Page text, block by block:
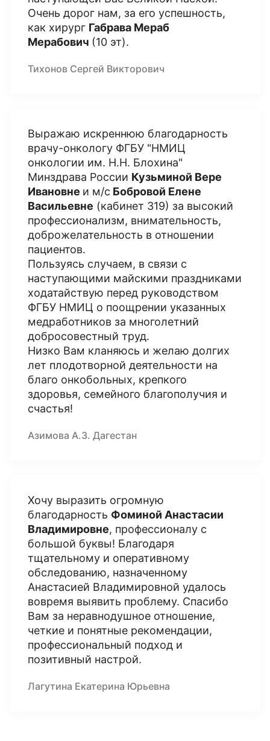
Очень дорог нам, за его успешность,
как хирург Габрава Мераб
Мерабович (10 эт).
Тихонов Сергей Викторович
Выражаю искреннюю благодарность
врачу-онкологу ФГБУ "НМИЦ
онкологии им. Н.Н. Блохина"
Минздрава России Кузьминой Вере
Ивановне и м/с Бобровой Елене
Васильевне (кабинет 319) за высокий
профессионализм, внимательность,
доброжелательность в отношении
пациентов.
Пользуясь случаем, в связи с
наступающими майскими праздниками
ходатайствую перед руководством
ФГБУ НМИЦ о поощрении указанных
медработников за многолетний
добросовестный труд.
Низко Вам кланяюсь и желаю долгих
лет плодотворной деятельности на
благо онкобольных, крепкого
здоровья, семейного благополучия и
счастья!
Азимова А.З. Дагестан
Хочу выразить огромную
благодарность Фоминой Анастасии
Владимировне, профессионалу с
большой буквы! Благодаря
тщательному и оперативному
обследованию, назначенному
Анастасией Владимировной удалось
вовремя выявить проблему. Спасибо
Вам за неравнодушное отношение,
четкие и понятные рекомендации,
профессиональный подход и
позитивный настрой.
Лагутина Екатерина Юрьевна